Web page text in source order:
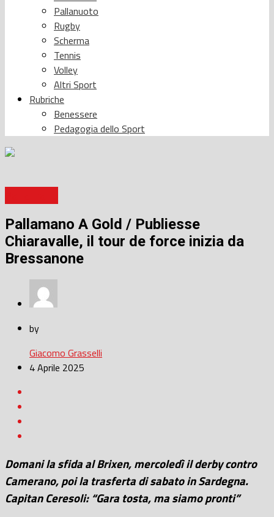
Pallanuoto
Rugby
Scherma
Tennis
Volley
Altri Sport
Rubriche
Benessere
Pedagogia dello Sport
Pallamano A Gold / Publiesse
Chiaravalle, il tour de force inizia da
Bressanone
by
Giacomo Grasselli
4 Aprile 2025
Domani la sfida al Brixen, mercoledì il derby contro
Camerano, poi la trasferta di sabato in Sardegna.
Capitan Ceresoli: “Gara tosta, ma siamo pronti”